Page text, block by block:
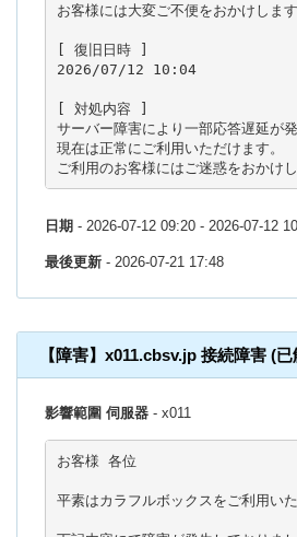
お客様には大変ご不便をおかけしま
[ 復旧日時 ]
2026/07/12 10:04
[ 対処内容 ]
サーバー障害により一部応答遅延が
現在は正常にご利用いただけます。
ご利用のお客様にはご迷惑をおかけ
日期 - 2026-07-12 09:20 - 2026-07-12
最後更新 - 2026-07-21 17:48
【障害】x011.cbsv.jp 接続障害 (
影響範圍 伺服器 - x011
お客様 各位
平素はカラフルボックスをご利用い